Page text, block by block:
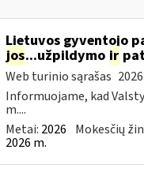
Lietuvos gyventojo
jos...užpildymo ir
Web turinio sąrašas
Informuojame, kad
m....
Metai: 2026 Mokesčių
2026 m.